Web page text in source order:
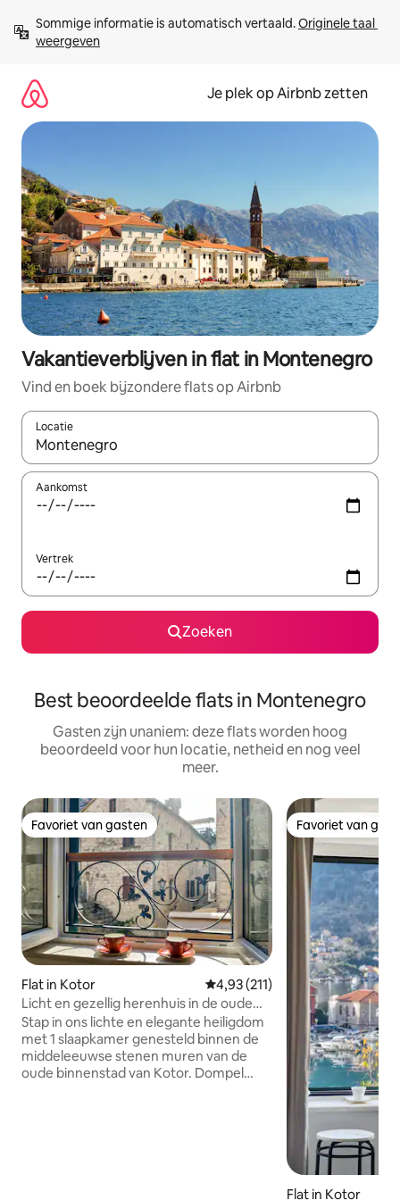
direct
naar
Sommige informatie is automatisch vertaald. Originele taal
weergeven
Je plek op Airbnb zetten
Vakantieverblijven in flat in Montenegro
Vind en boek bijzondere flats op Airbnb
Locatie
Wanneer er resultaten beschikbaar zijn, maak je een keuze
Aankomst
Vertrek
Zoeken
Best beoordeelde flats in Montenegro
Gasten zijn unaniem: deze flats worden hoog
beoordeeld voor hun locatie, netheid en nog veel
meer.
Favoriet van gasten
Favoriet van gasten
Flat in Kotor Gemiddelde beoordeling van
4,93 (211)
Licht en gezellig herenhuis in de oude
stad met romantische charme
Stap in ons lichte en elegante heiligdom
met 1 slaapkamer genesteld binnen de
middeleeuwse stenen muren van de
oude binnenstad van Kotor. Dompel
Favoriet van
Favoriet van
Flat in Kotor